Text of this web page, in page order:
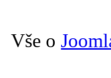
Vše o